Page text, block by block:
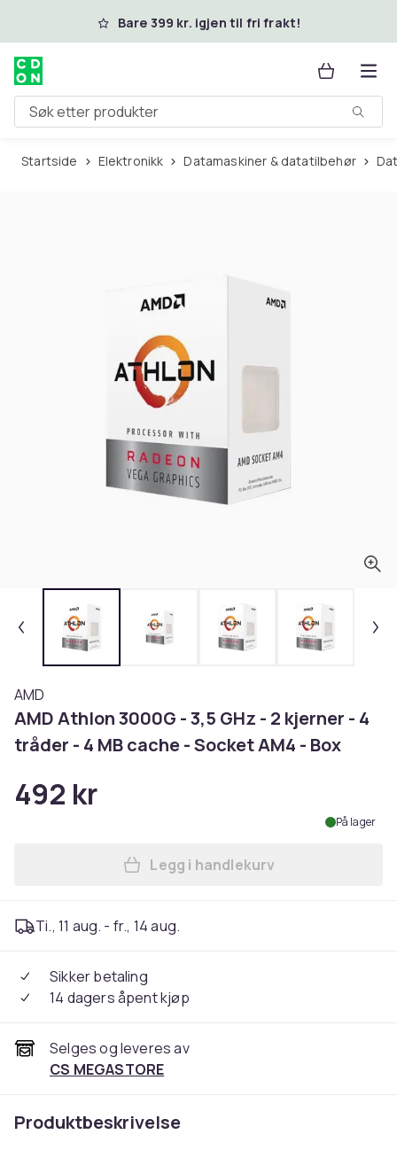
Hopp til hovedinnholdBare 399 kr. igjen til fri frakt!
Søk etter produkter
Startside Elektronikk Datamaskiner & datatilbehør
AMD
AMD Athlon 3000G - 3,5 GHz - 2 kjerner - 4
tråder - 4 MB cache - Socket AM4 - Box
492 kr
På lager
Legg AMD Athlon 3000G -
Legg i handlekurv
Ti., 11 aug. - fr., 14 aug.
Sikker betaling
14 dagers åpent kjøp
Selges og leveres av
CS MEGASTORE
Produktbeskrivelse